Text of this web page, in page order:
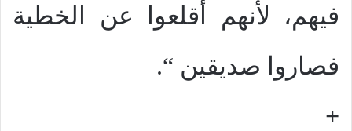
فيهم، لأنهم أقلعوا عن الخطية
فصاروا صديقين “.
+